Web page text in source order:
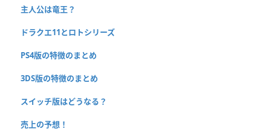
主人公は竜王？
ドラクエ11とロトシリーズ
PS4版の特徴のまとめ
3DS版の特徴のまとめ
スイッチ版はどうなる？
売上の予想！